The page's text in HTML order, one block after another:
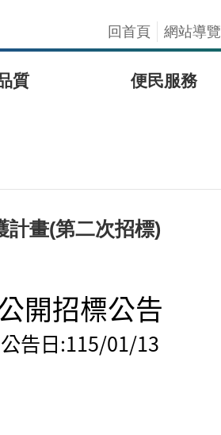
回首頁
網站導覽
質 便民服務
計畫(第二次招標)
開招標公告
公告日:115/01/13